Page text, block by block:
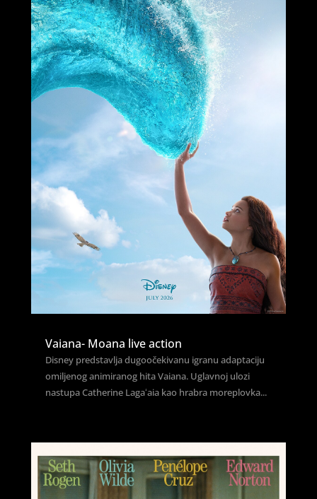
Vaiana- Moana live action
Disney predstavlja dugoočekivanu igranu adaptaciju
omiljenog animiranog hita Vaiana. Uglavnoj ulozi
nastupa Catherine Lagaʻaia kao hrabra moreplovka...